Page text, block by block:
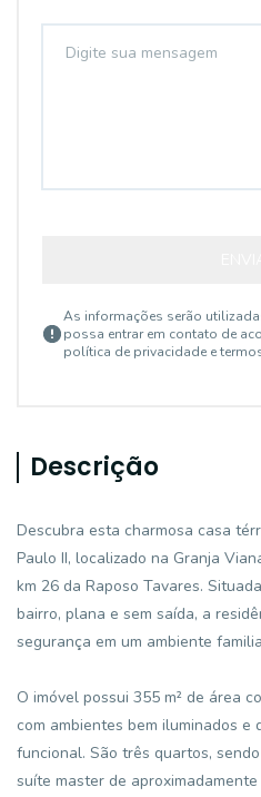
As informações serão
possa entrar em contato de
política de privacidade e
Descrição
Descubra esta charmosa casa
Paulo II, localizado na Granja
km 26 da Raposo Tavares.
bairro, plana e sem saída, a
segurança em um ambiente
O imóvel possui 355 m² de área
com ambientes bem iluminados
funcional. São três quartos,
suíte master de